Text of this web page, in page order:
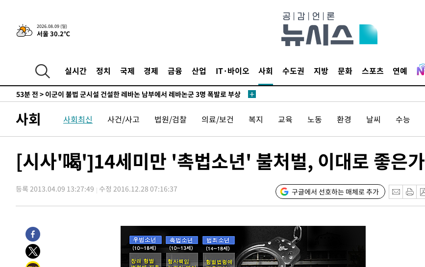
2026.08.09 (일)
서울 30.2℃
실시간 정치 국제 경제 금융 산업 IT·바이오 사회 수도권 지방 문화 스포츠 연예
-20874초 전 >'2경기 연속 침묵' 손흥민, 톨루카전 68분만 뛰고 슈팅 0개
-19626초 전 >이강인, 오늘 서울서 AT마드리드 입단식…'전례 없는 특급대우'
-5979초 전 >
콜롬비아 신임 우파 대통령 취임 하루만에 차량폭탄 폭발 사건
튀르키예 외무장관, "메카 3국 방위협정은 이란이 목표 아냐 " 밝혀
53분 전 > 이군이 불법 군시설 건설한 레바논 남부에서 레바논군 3명 폭발로 부상
2시간 전 >
美 국방부, 켄달 전 공군장관 보안허가 취소…“에어포스원 기밀정보, 언
2시간 전 >‘축구의 신’ 아르헨티나 축구 선수 메시의 부친 지병 별세
-26331초 전 > [속보]장은수, KLPGA 제주삼다수 역전 우승…데뷔 10년 차에 첫
정상
-21623초 전 >손흥민, 68분 뛰고 2경기 침묵…LAFC, 톨루카에 1-0 승리(종합)
-20895초 전 >'2경기 연속 침묵' 손흥민, 톨루카전 68분만 뛰고 슈팅 0개
-6529초 전 >
-6000초 전 >
콜롬비아 신임 우파 대통령 취임 하루만에 차량폭탄 폭발 사건
6분 전 > 튀르키예 외무장관, "메카 3국 방위협정은 이란이 목표 아냐 " 밝혀
사회 사회최신 사건/사고 법원/검찰 의료/보건 복지 교육 노동 환경 날씨 수능
[시사'喝']14세미만 '촉법소년' 불처벌, 이대로 좋은가
등록 2013.04.09 13:27:49 수정 2016.12.28 07:16:37 구글에서 선호하는 매체로 추가